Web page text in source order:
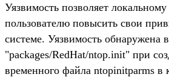
Уязвимость позволяет локальному
пользователю повысить свои
системе. Уязвимость обнаружена
"packages/RedHat/ntop.init" при
временного файла ntopinitparms в